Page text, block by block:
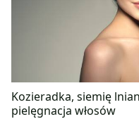
Kozieradka, siemię
pielęgnacja włosów